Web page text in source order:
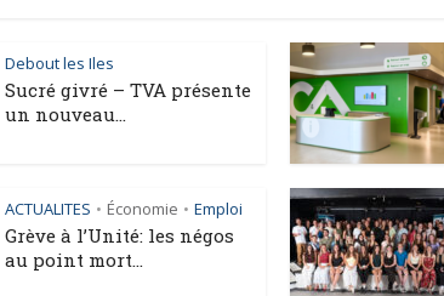
Debout les Iles
Sucré givré – TVA présente
un nouveau...
ACTUALITES • Économie • Emploi
Grève à l’Unité: les négos
au point mort...